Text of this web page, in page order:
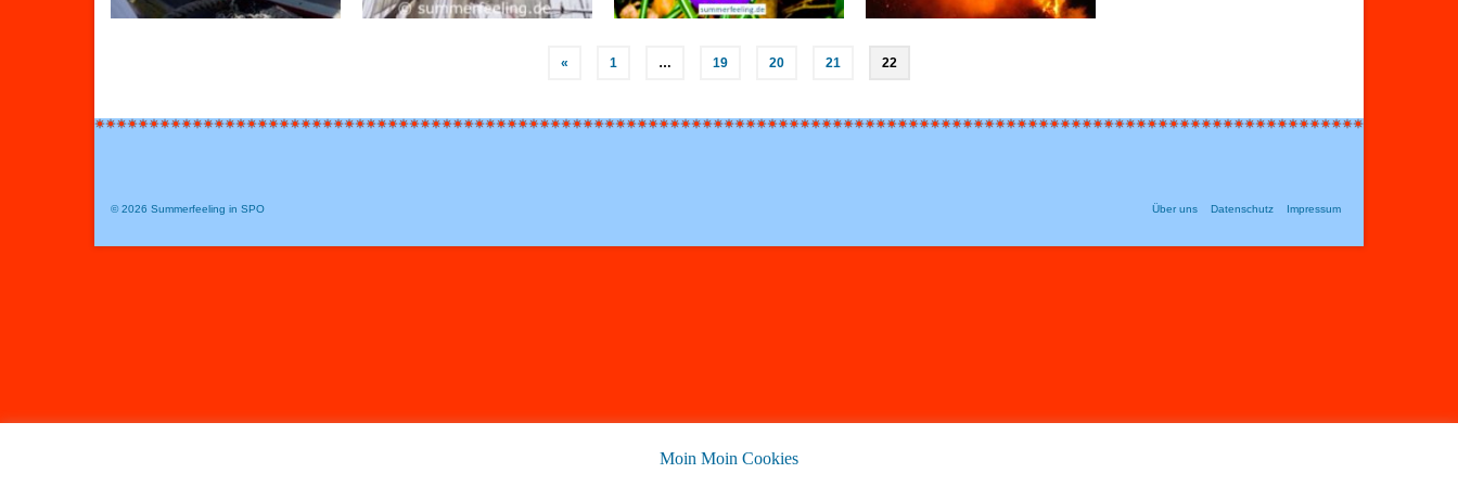
« 1 … 19 20 21 22
Über uns Datenschutz Impressum
© 2026 Summerfeeling in SPO
Moin Moin Cookies